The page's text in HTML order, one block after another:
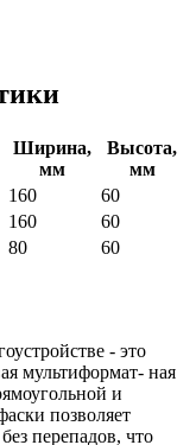
Ширина,
мм
Высота,
мм
160
60
160
60
80 60
- это
мультиформат- ная
и
позволяет
перепадов, что